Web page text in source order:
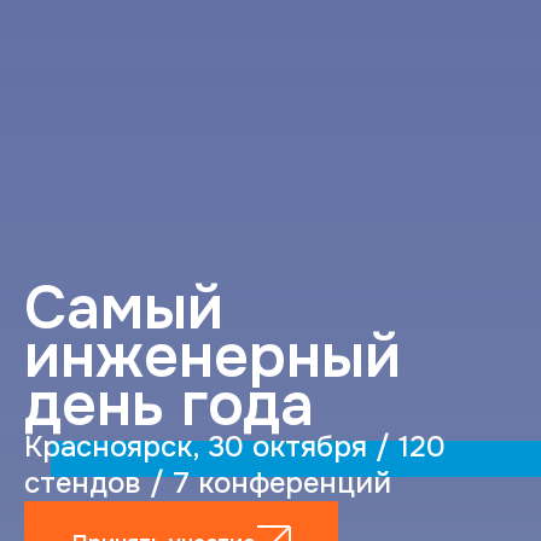
Cамый
инженерный
день года
Красноярск, 30 октября / 120
стендов / 7 конференций